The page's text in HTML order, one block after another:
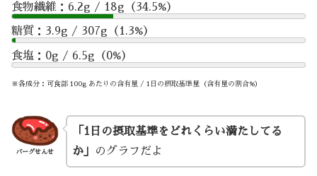
食物繊維：6.2g / 18g（34.5%）
糖質：3.9g / 307g（1.3%）
食塩：0g / 6.5g（0%）
※各成分：可食部 100g あたりの含有量 / 1日の摂取基準量（含有量の割合%）
バーグせんせ
「1日の摂取基準をどれくらい満たしてる
か」
のグラフだよ